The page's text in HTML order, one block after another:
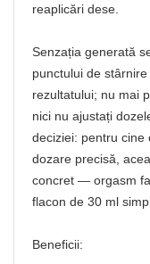
reaplicări dese.
Senzația generată
punctului de
rezultatului; nu mai
nici nu ajustați
deciziei: pentru cine
dozare precisă,
concret — orgasm
flacon de 30 ml
Beneficii: